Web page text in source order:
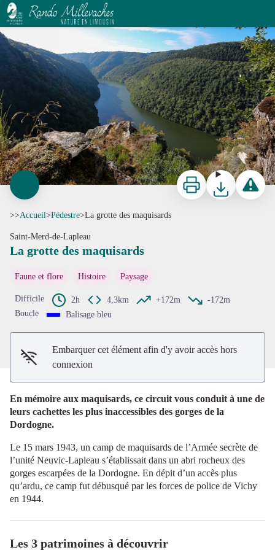
La grotte des maquisards
Voir l'image en plein écran
ImprimerTéléchargerSignaler
>>Accueil>Pédestre>La grotte des maquisards
Saint-Merd-de-Lapleau
La grotte des maquisards
Faune et flore Histoire Paysage
Difficile 2h 4,3km +172m
-172m
Boucle
Balisage bleu
Embarquer cet élément afin d'y avoir accès hors
connexion
En mémoire aux maquisards, ce circuit vous conduit à une de
leurs cachettes les plus inaccessibles des gorges de la
Dordogne.
Le 15 mars 1943, un camp de maquisards de l’Armée secrète de
l’unité Neuvic-Lapleau s’établissait dans un abri rocheux des
gorges escarpées de la Dordogne. En dépit d’un accès plus
qu’ardu, ce camp fut débusqué par les forces de police de Vichy
en 1944.
Les 3 patrimoines à découvrir